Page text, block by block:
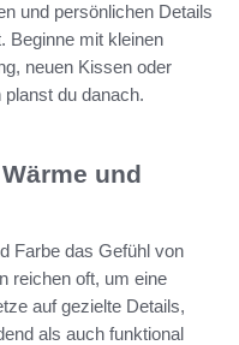
und persönlichen Details
Beginne mit kleinen
neuen Kissen oder
du danach.
und
Farbe das Gefühl von
reichen oft, um eine
auf gezielte Details,
als auch funktional